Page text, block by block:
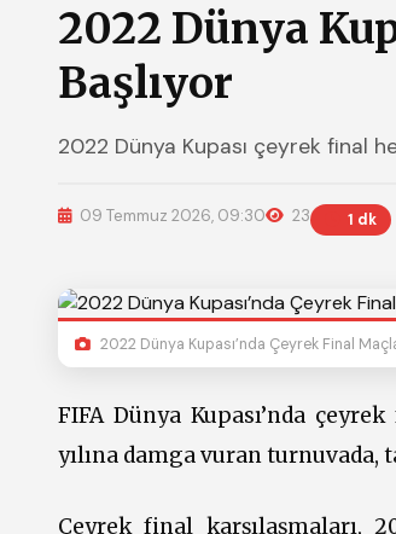
2022 Dünya
Başlıyor
2022 Dünya Kupası çeyrek final
09 Temmuz 2026, 09:30 23 1 dk
2022 Dünya Kupası’nda Çeyrek Final
FIFA Dünya Kupası’nda
yılına damga vuran turnuvada,
Çeyrek final karşılaşmaları,